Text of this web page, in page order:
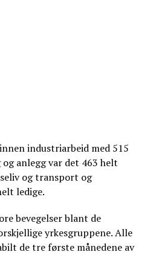
industriarbeid med 515
anlegg var det 463 helt
og transport og
ledige.
bevegelser blant de
yrkesgruppene. Alle
de tre første månedene av